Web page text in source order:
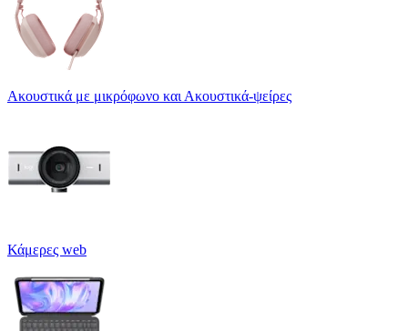
Ακουστικά με μικρόφωνο και Ακουστικά-ψείρες
Κάμερες web